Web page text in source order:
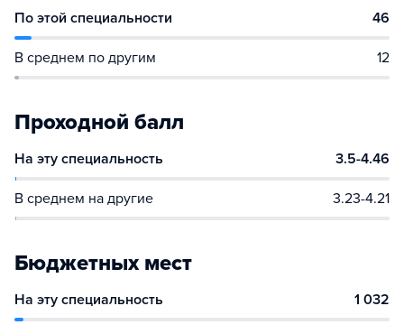
По этой специальности 46
В среднем по другим 12
Проходной балл
На эту специальность 3.5-4.46
В среднем на другие 3.23-4.21
Бюджетных мест
На эту специальность 1 032